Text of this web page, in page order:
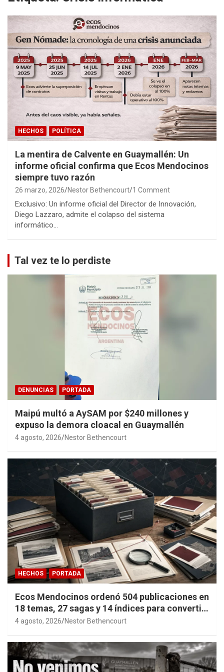
HECHOS POLÍTICA
La mentira de Calvente en Guaymallén: Un
informe oficial confirma que Ecos Mendocinos
siempre tuvo razón
26 marzo, 2026 Nestor Bethencourt 1 Comment
Exclusivo: Un informe oficial del Director de Innovación,
Diego Lazzaro, admite el colapso del sistema
informático…
Tal vez te lo perdiste
DENUNCIAS PORTADA
Maipú multó a AySAM por $240 millones y
expuso la demora cloacal en Guaymallén
4 agosto, 2026 Nestor Bethencourt
HECHOS PORTADA
Ecos Mendocinos ordenó 504 publicaciones en
18 temas, 27 sagas y 14 índices para convertir
años de investigación en memoria pública
4 agosto, 2026 Nestor Bethencourt